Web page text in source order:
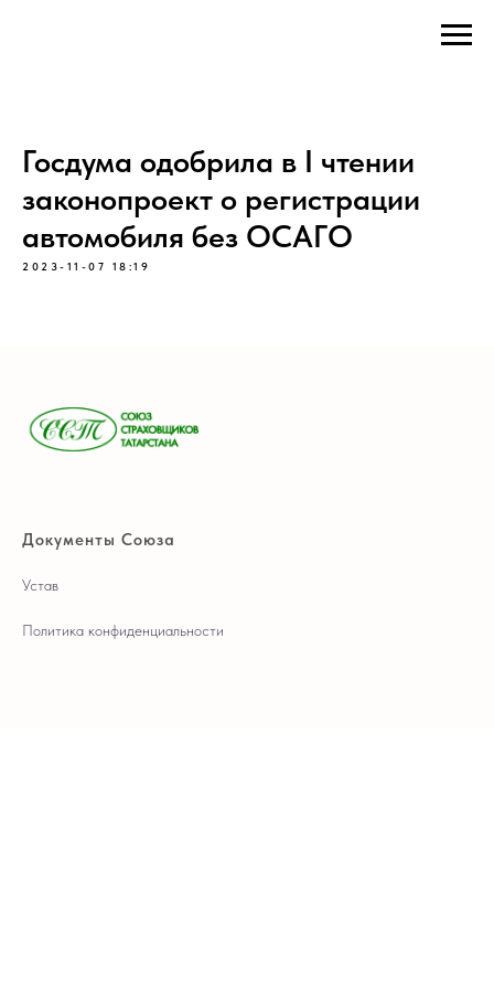
Госдума одобрила в I чтении
законопроект о регистрации
автомобиля без ОСАГО
2023-11-07 18:19
Документы Союза
Устав
Политика конфиденциальности